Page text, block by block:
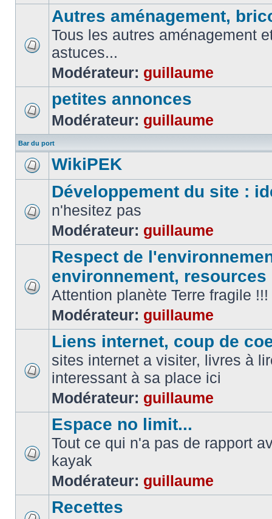
Autres aménagement,
Tous les autres aménagement
astuces...
Modérateur: guillaume
petites annonces
Modérateur: guillaume
Bar du port
WikiPEK
Développement du site :
n'hesitez pas
Modérateur: guillaume
Respect de
environnement, resources
Attention planète Terre fragile !!!
Modérateur: guillaume
Liens internet, coup de
sites internet a visiter, livres à
interessant à sa place ici
Modérateur: guillaume
Espace no limit...
Tout ce qui n'a pas de rapport
kayak
Modérateur: guillaume
Recettes